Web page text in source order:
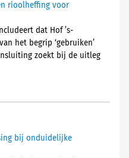
rioolheffing voor
dat Hof ’s-
het begrip ‘gebruiken’
zoekt bij de uitleg
bij onduidelijke